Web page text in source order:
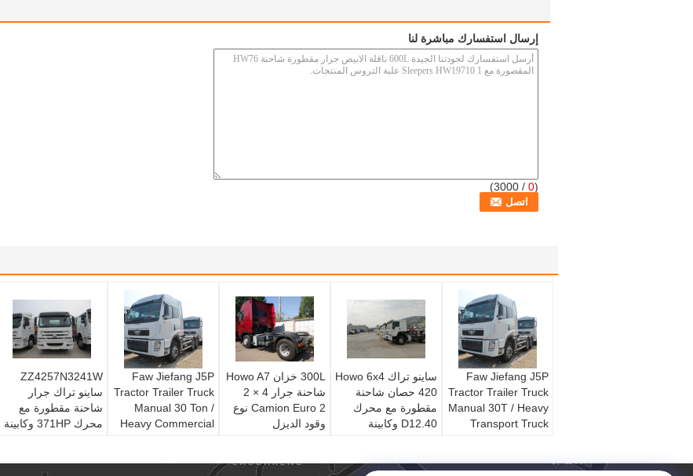
إرسال استفسارك مباشرة لنا
(
0
/ 3000)
ZZ4257N3241W
ساينو تراك جرار
شاحنة مقطورة مع
محرك 371HP وكابينة
Faw Jiefang J5P
Tractor Trailer Truck
Manual 30 Ton /
Heavy Commercial
300L خزان Howo A7
شاحنة جرار 4 × 2
Camion Euro 2 نوع
وقود الديزل
ساينو تراك Howo 6x4
420 حصان شاحنة
مقطورة مع محرك
D12.40 وكابينة
Faw Jiefang J5P
Tractor Trailer Truck
Manual 30T / Heavy
Transport Truck